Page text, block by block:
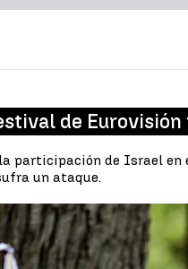
de Eurovisión
participación de Israel
un ataque.